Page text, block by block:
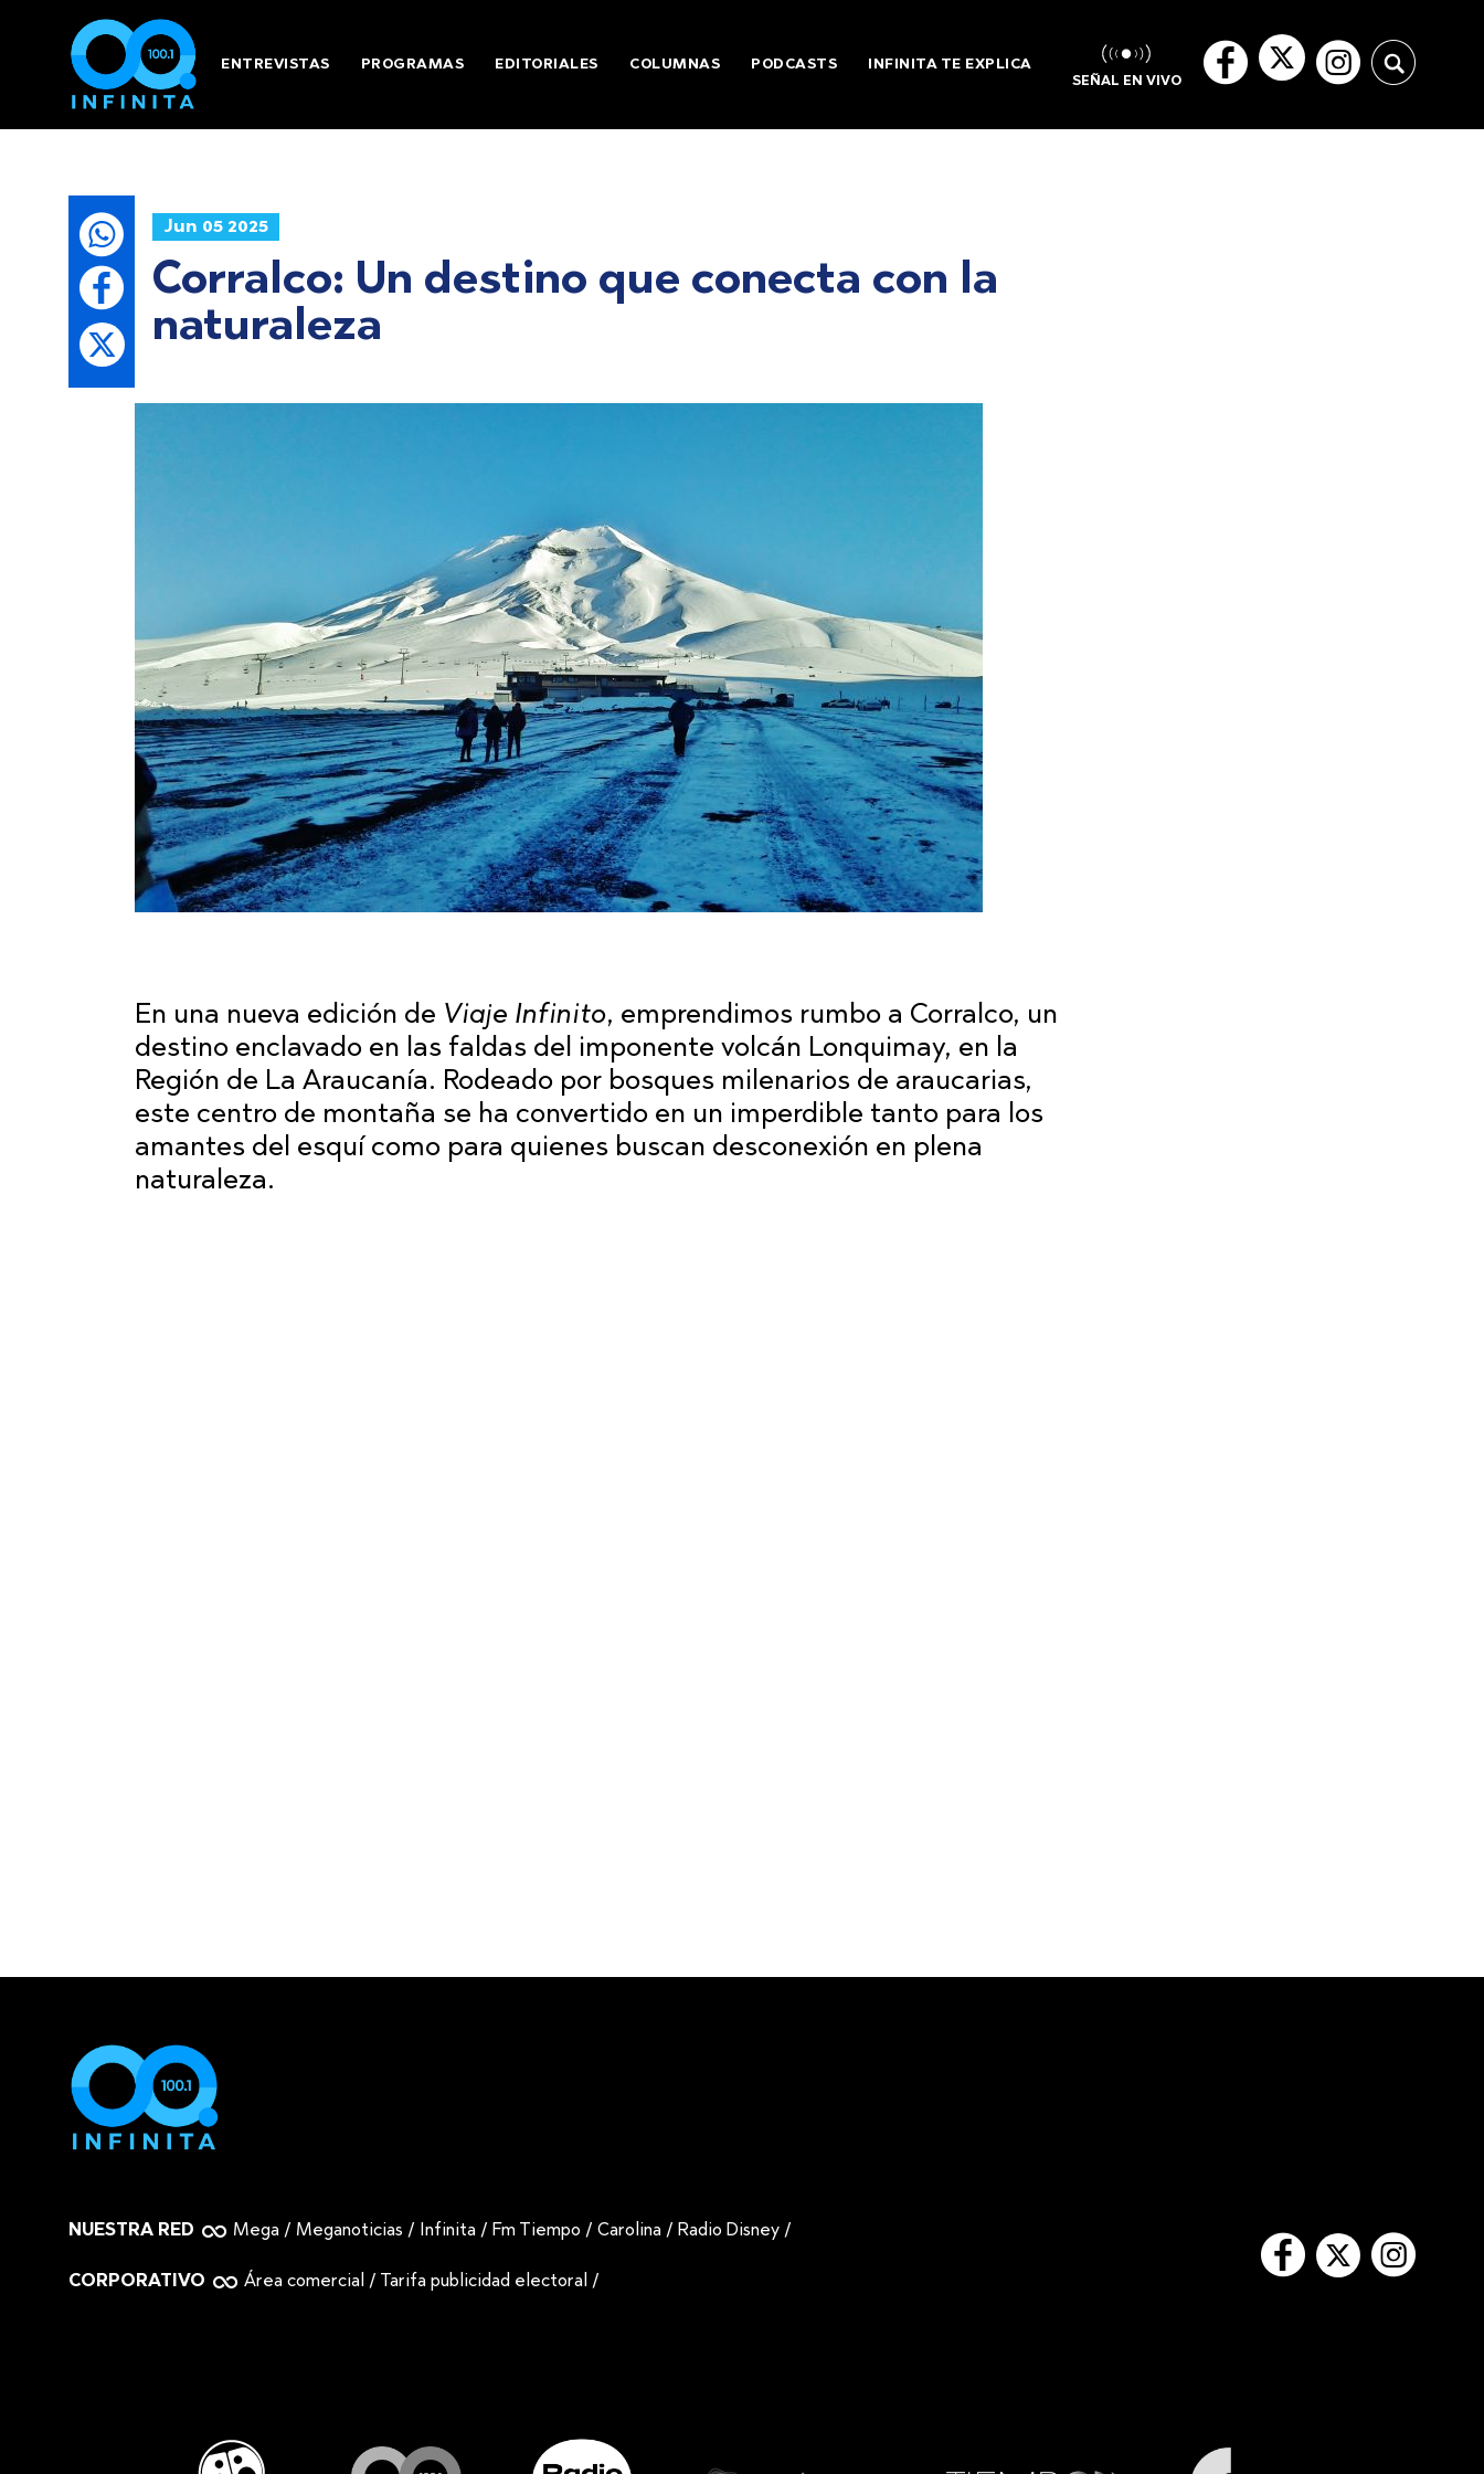
ENTREVISTAS PROGRAMAS EDITORIALES COLUMNAS PODCASTS INFINITA TE EXPLICA
SEÑAL EN VIVO
Jun 05 2025
Corralco: Un destino que conecta con la
naturaleza
En una nueva edición de Viaje Infinito, emprendimos rumbo a Corralco, un
destino enclavado en las faldas del imponente volcán Lonquimay, en la
Región de La Araucanía. Rodeado por bosques milenarios de araucarias,
este centro de montaña se ha convertido en un imperdible tanto para los
amantes del esquí como para quienes buscan desconexión en plena
naturaleza.
NUESTRA RED Mega / Meganoticias / Infinita /Fm Tiempo /Carolina /Radio Disney /
CORPORATIVO Área comercial / Tarifa publicidad electoral /